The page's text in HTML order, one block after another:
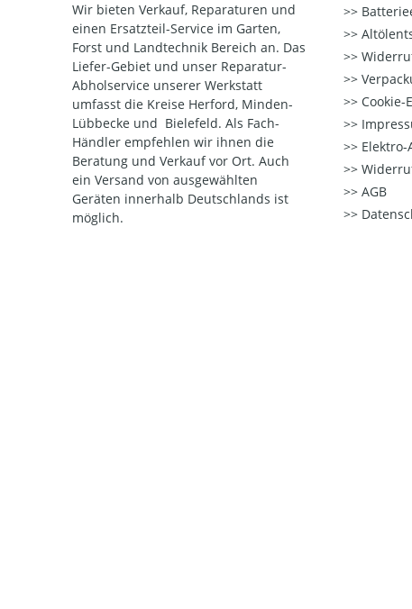
Wir bieten Verkauf, Reparaturen und
einen Ersatzteil-Service im Garten,
Forst und Landtechnik Bereich an. Das
Liefer-Gebiet und unser Reparatur-
Abholservice unserer Werkstatt
umfasst die Kreise Herford, Minden-
Lübbecke und Bielefeld. Als Fach-
Händler empfehlen wir ihnen die
Beratung und Verkauf vor Ort. Auch
ein Versand von ausgewählten
Geräten innerhalb Deutschlands ist
möglich.
Cookie-
AGB